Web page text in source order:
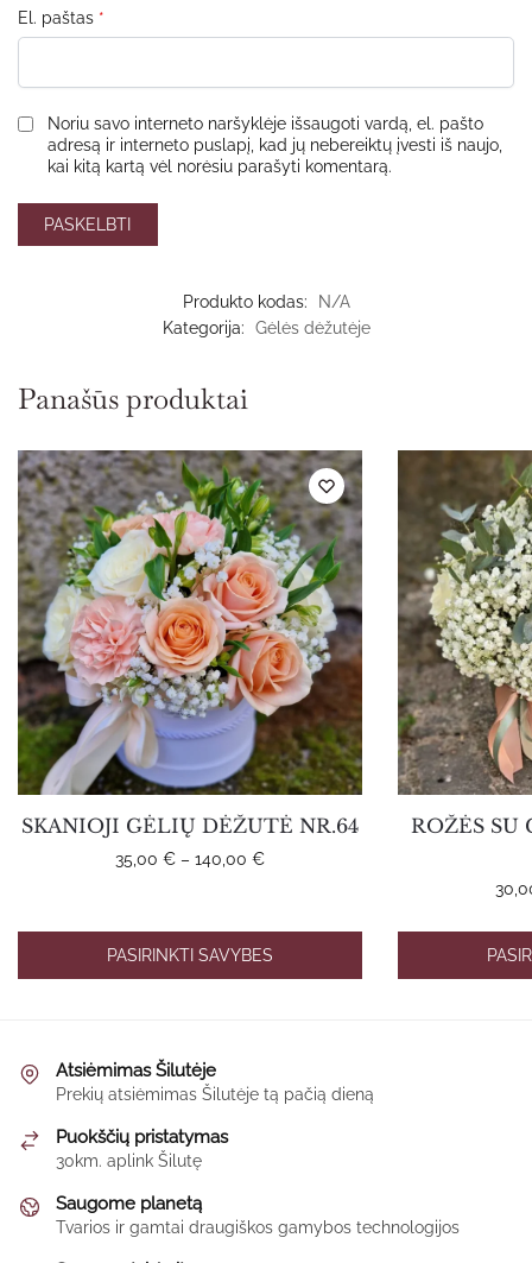
El. paštas *
Noriu savo interneto naršyklėje išsaugoti vardą, el. pašto
adresą ir interneto puslapį, kad jų nebereiktų įvesti iš naujo,
kai kitą kartą vėl norėsiu parašyti komentarą.
Produkto kodas:
N/A
Kategorija:
Gėlės dėžutėje
Panašūs produktai
SKANIOJI GĖLIŲ DĖŽUTĖ NR.64
35,00 € – 140,00 €Price
through
140,00 €
PASIRINKTI SAVYBES
product
has
multiple
options
may
be
chosen
the
product
ROŽĖS SU
Atsiėmimas Šilutėje
Prekių atsiėmimas Šilutėje tą pačią dieną
Puokščių pristatymas
30km. aplink Šilutę
Saugome planetą
Tvarios ir gamtai draugiškos gamybos technologijos